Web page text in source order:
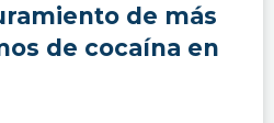
de más
de cocaína en